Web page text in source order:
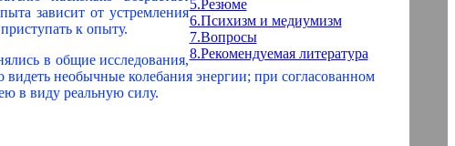
5.Резюме
6.Психизм и медиумизм
7.Вопросы
8.Рекомендуемая литература
зависит от устремления
к опыту.
в общие исследования,
необычные колебания энергии; при согласованном
в виду реальную силу.